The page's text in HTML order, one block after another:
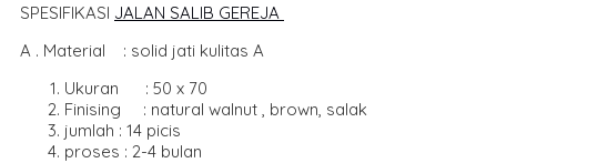
SPESIFIKASI JALAN SALIB GEREJA
A . Material : solid jati kulitas A
Ukuran : 50 x 70
Finising : natural walnut , brown, salak
jumlah : 14 picis
proses : 2-4 bulan